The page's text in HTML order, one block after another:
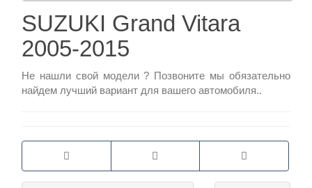
113-
Режим
SUZUKI Grand Vitara
2005-2015
Не нашли свой модели ? Позвоните мы обязательно
найдем лучший вариант для вашего автомобиля..